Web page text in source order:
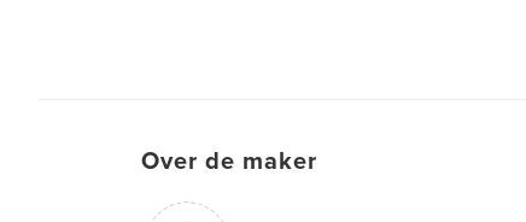
Over de maker